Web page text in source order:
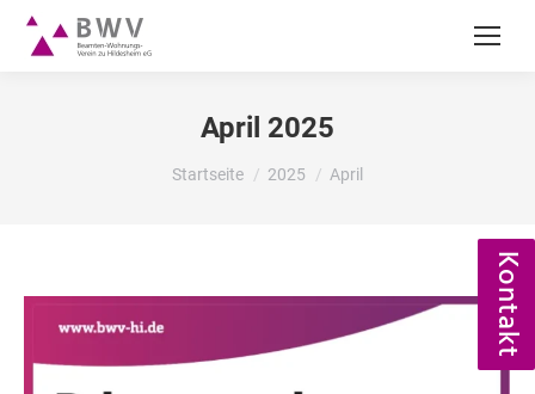
April 2025
Du bist hier:
Startseite 2025 April
Kontakt